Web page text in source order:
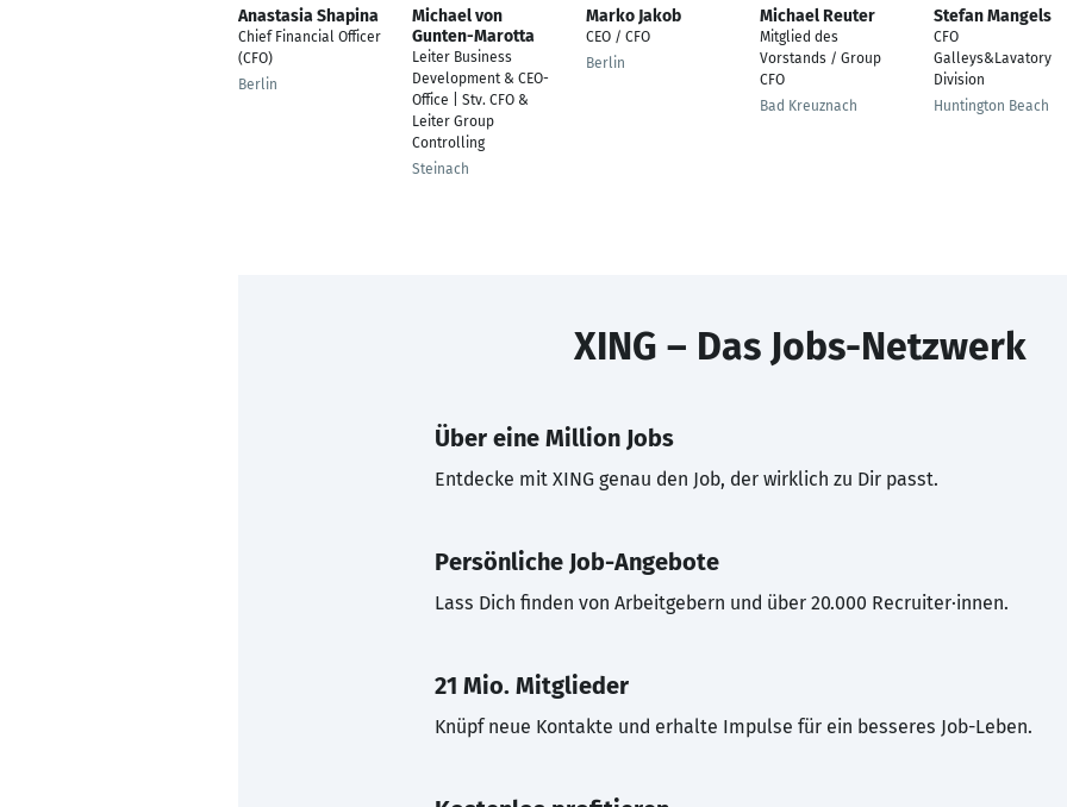
Anastasia Shapina
Chief Financial Officer
(CFO)
Berlin
Michael von
Gunten-Marotta
Leiter Business
Development & CEO-
Office | Stv. CFO &
Leiter Group
Controlling
Steinach
Marko Jakob
CEO / CFO
Berlin
Michael Reuter
Mitglied des
Vorstands / Group
CFO
Bad Kreuznach
Stefan Mangels
CFO
Galleys&Lavatory
Division
Huntington Beach
XING – Das Jobs-Netzwerk
Über eine Million Jobs
Entdecke mit XING genau den Job, der wirklich zu Dir passt.
Persönliche Job-Angebote
Lass Dich finden von Arbeitgebern und über 20.000 Recruiter·innen.
21 Mio. Mitglieder
Knüpf neue Kontakte und erhalte Impulse für ein besseres Job-Leben.